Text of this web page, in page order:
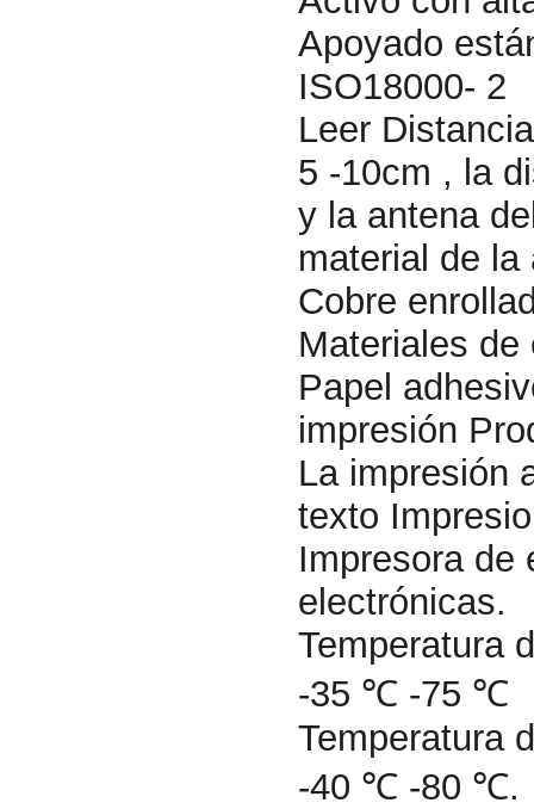
Apoyado
ISO18000- 2
Leer Distancia
5 -10cm , la
y la antena
material de la
Cobre
Materiales de
Papel
impresión
La impresión
texto
Impresora de
electrónicas.
Temperatura
-35 ℃ -75 ℃
Temperatura
-40 ℃ -80 ℃.